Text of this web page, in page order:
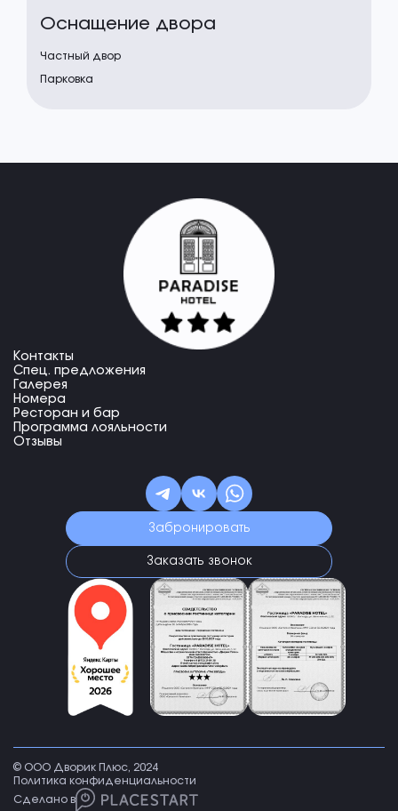
Оснащение двора
Частный двор
Парковка
Контакты
Спец. предложения
Галерея
Номера
Ресторан и бар
Программа лояльности
Отзывы
Забронировать
Заказать звонок
© ООО Дворик Плюс, 2024
Политика конфиденциальности
Сделано в